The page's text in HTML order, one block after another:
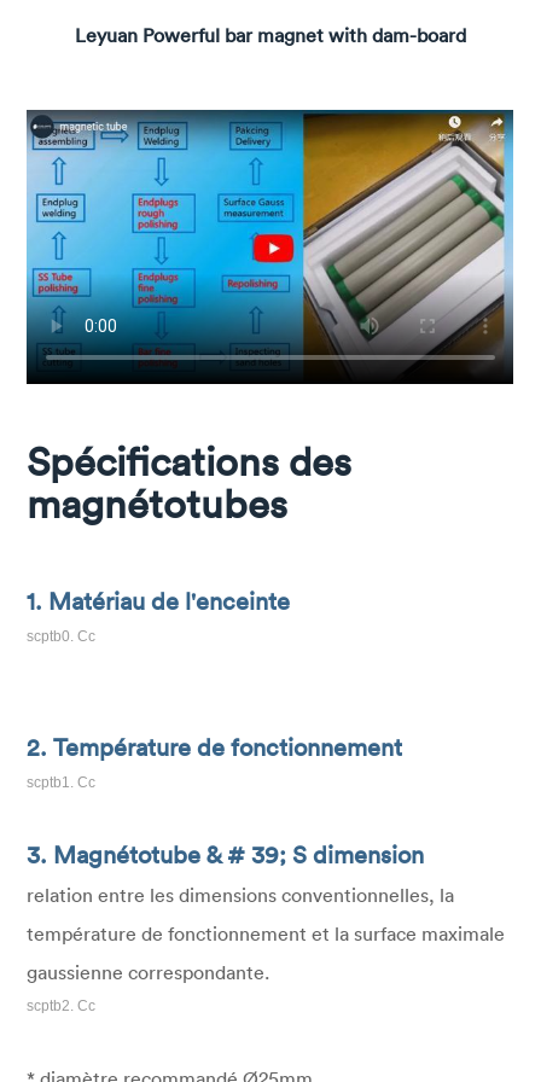
Leyuan Powerful bar magnet with dam-board
Spécifications des
magnétotubes
1. Matériau de l'enceinte
scptb0. Cc
2. Température de fonctionnement
scptb1. Cc
3. Magnétotube & # 39; S dimension
relation entre les dimensions conventionnelles, la
température de fonctionnement et la surface maximale
gaussienne correspondante.
scptb2. Cc